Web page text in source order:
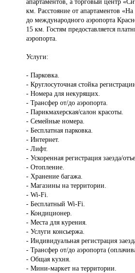
апартаментов, а торговый центр
км. Расстояние от апартаментов
до международного аэропорта
15 км. Гостям предоставляется
аэропорта.
Услуги:
- Парковка.
- Круглосуточная стойка
- Номера для некурящих.
- Трансфер от/до аэропорта.
- Парикмахерская/салон красоты.
- Семейные номера.
- Бесплатная парковка.
- Интернет.
- Лифт.
- Ускоренная регистрация заезда/
- Отопление.
- Хранение багажа.
- Магазины на территории.
- Wi-Fi.
- Бесплатный Wi-Fi.
- Кондиционер.
- Места для курения.
- Услуги консьержа.
- Индивидуальная регистрация
- Трансфер от/до аэропорта
- Общая кухня.
- Мини-маркет на территории.